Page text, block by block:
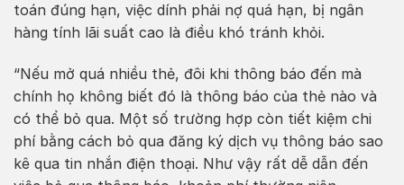
toán đúng hạn, việc dính phải nợ quá hạn, bị ngân
hàng tính lãi suất cao là điều khó tránh khỏi.
“Nếu mở quá nhiều thẻ, đôi khi thông báo đến mà
chính họ không biết đó là thông báo của thẻ nào và
có thể bỏ qua. Một số trường hợp còn tiết kiệm chi
phí bằng cách bỏ qua đăng ký dịch vụ thông báo sao
kê qua tin nhắn điện thoại. Như vậy rất dễ dẫn đến